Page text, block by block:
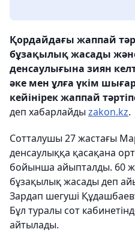
Қордайдағы жаппай
бұзақылық жасады
денсаулығына зиян
әке мен ұлға үкім
кейінірек жаппай
деп хабарлайды zakon.kz.
Сотталушы 27 жастағы
денсаулыққа қасақана
бойынша айыпталды. 60
бұзақылық жасады деп
Зардап шегуші
Бұл туралы сот
айтылады.